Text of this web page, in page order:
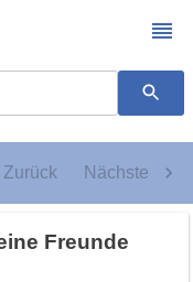
Zurück Nächste
Freunde